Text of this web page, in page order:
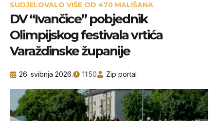
SUDJELOVALO VIŠE OD 470 MALIŠANA
DV “Ivančice” pobjednik
Olimpijskog festivala vrtića
Varaždinske županije
26. svibnja 2026. 11:50 Zip portal